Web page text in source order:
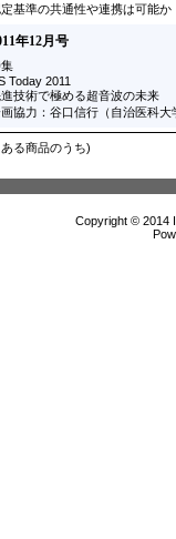
基準の共通性や連携は可能か
年12月号
Today 2011
技術で極める超音波の未来
協力：谷口信行（自治医科
ある商品のうち)
Copyright © 2014